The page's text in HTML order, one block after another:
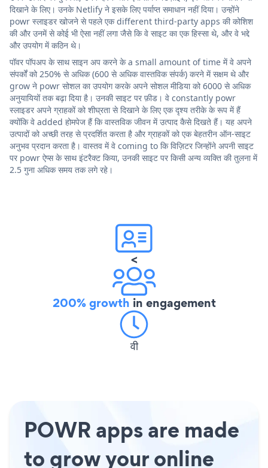
दिखाने के लिए। उनके Netlify ने इसके लिए पर्याप्त समाधान नहीं दिया। उन्होंने
powr स्लाइडर खोजने से पहले एक different third-party apps की कोशिश
की और उनमें से कोई भी ऐसा नहीं लगा जैसे कि वे साइट का एक हिस्सा थे, और वे भद्दे
और उपयोग में कठिन थे।
पॉवर पॉपअप के साथ साइन अप करने के a small amount of time में वे अपने
संपर्कों को 250% से अधिक (600 से अधिक वास्तविक संपर्क) करने में सक्षम थे और
grow ने powr सोशल का उपयोग करके अपने सोशल मीडिया को 6000 से अधिक
अनुयायियों तक बढ़ा दिया है। उनकी साइट पर फ़ीड। वे constantly powr
स्लाइडर अपने ग्राहकों को शीघ्रता से दिखाने के लिए एक दृश्य तरीके के रूप में हैं
क्योंकि वे added होमपेज हैं कि वास्तविक जीवन में उत्पाद कैसे दिखते हैं। यह अपने
उत्पादों को अच्छी तरह से प्रदर्शित करता है और ग्राहकों को एक बेहतरीन ऑन-साइट
अनुभव प्रदान करता है। वास्तव में वे coming to कि विज़िटर जिन्होंने अपनी साइट
पर powr ऐप्स के साथ इंटरैक्ट किया, उनकी साइट पर किसी अन्य व्यक्ति की तुलना में
2.5 गुना अधिक समय तक लगे रहे।
<
200% growth in engagement
वी
POWR apps are made
to grow your online